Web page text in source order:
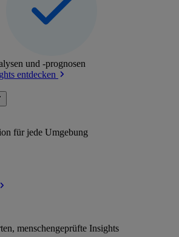
und -prognosen
entdecken
für jede Umgebung
menschengeprüfte Insights